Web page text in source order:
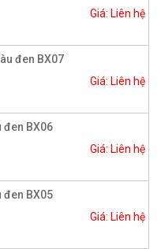
Giá: Liên hệ
đen BX07
Giá: Liên hệ
đen BX06
Giá: Liên hệ
đen BX05
Giá: Liên hệ